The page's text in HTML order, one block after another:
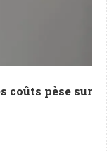
coûts pèse sur